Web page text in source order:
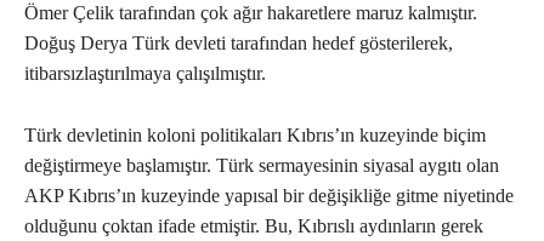
Ömer Çelik tarafından çok ağır hakaretlere maruz kalmıştır.
Doğuş Derya Türk devleti tarafından hedef gösterilerek,
itibarsızlaştırılmaya çalışılmıştır.
Türk devletinin koloni politikaları Kıbrıs’ın kuzeyinde biçim
değiştirmeye başlamıştır. Türk sermayesinin siyasal aygıtı olan
AKP Kıbrıs’ın kuzeyinde yapısal bir değişikliğe gitme niyetinde
olduğunu çoktan ifade etmiştir. Bu, Kıbrıslı aydınların gerek